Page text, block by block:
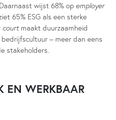
wijst 68% op employer
65% ESG als een sterke
court maakt duurzaamheid
– meer dan eens
stakeholders.
EN WERKBAAR